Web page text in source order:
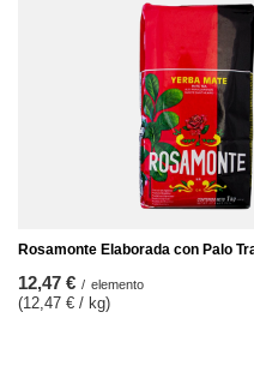
Rosamonte Elaborada con Palo
12,47 € / elemento
(12,47 € / kg)